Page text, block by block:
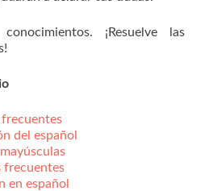
¡Resuelve las
del español
frecuentes
en español